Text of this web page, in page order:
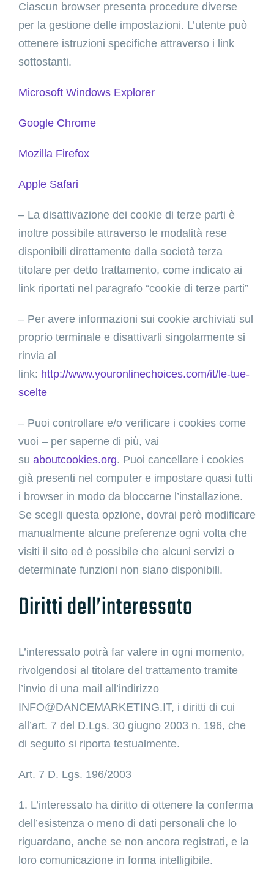
Ciascun browser presenta procedure diverse
per la gestione delle impostazioni. L’utente può
ottenere istruzioni specifiche attraverso i link
sottostanti.
Microsoft Windows Explorer
Google Chrome
Mozilla Firefox
Apple Safari
– La disattivazione dei cookie di terze parti è
inoltre possibile attraverso le modalità rese
disponibili direttamente dalla società terza
titolare per detto trattamento, come indicato ai
link riportati nel paragrafo “cookie di terze parti”
– Per avere informazioni sui cookie archiviati sul
proprio terminale e disattivarli singolarmente si
rinvia al
link: http://www.youronlinechoices.com/it/le-tue-
scelte
– Puoi controllare e/o verificare i cookies come
vuoi – per saperne di più, vai
su aboutcookies.org. Puoi cancellare i cookies
già presenti nel computer e impostare quasi tutti
i browser in modo da bloccarne l’installazione.
Se scegli questa opzione, dovrai però modificare
manualmente alcune preferenze ogni volta che
visiti il sito ed è possibile che alcuni servizi o
determinate funzioni non siano disponibili.
Diritti dell’interessato
L’interessato potrà far valere in ogni momento,
rivolgendosi al titolare del trattamento tramite
l’invio di una mail all’indirizzo
INFO@DANCEMARKETING.IT, i diritti di cui
all’art. 7 del D.Lgs. 30 giugno 2003 n. 196, che
di seguito si riporta testualmente.
Art. 7 D. Lgs. 196/2003
1. L’interessato ha diritto di ottenere la conferma
dell’esistenza o meno di dati personali che lo
riguardano, anche se non ancora registrati, e la
loro comunicazione in forma intelligibile.